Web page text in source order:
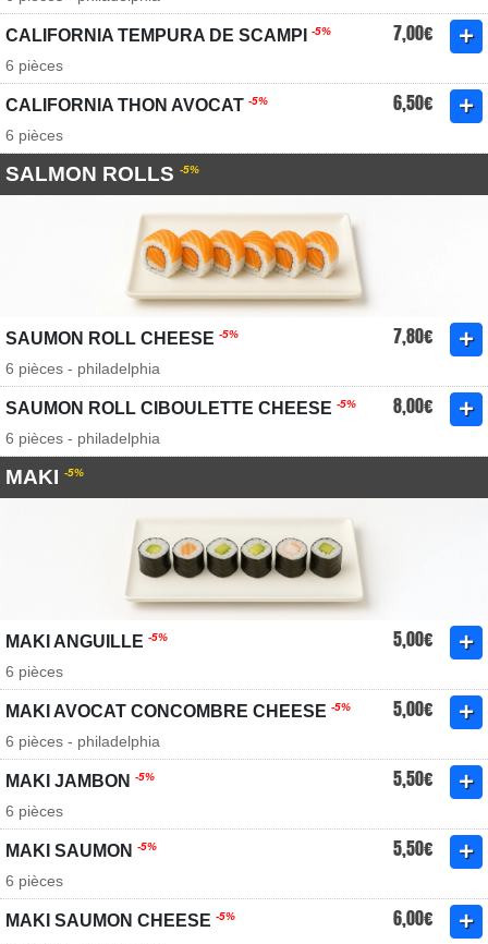
CALIFORNIA TEMPURA DE SCAMPI -5% 7,00€
6 pièces
CALIFORNIA THON AVOCAT -5% 6,50€
6 pièces
SALMON ROLLS -5%
SAUMON ROLL CHEESE -5% 7,80€
6 pièces - philadelphia
SAUMON ROLL CIBOULETTE CHEESE -5% 8,00€
6 pièces - philadelphia
MAKI -5%
MAKI ANGUILLE -5% 5,00€
6 pièces
MAKI AVOCAT CONCOMBRE CHEESE -5% 5,00€
6 pièces - philadelphia
MAKI JAMBON -5% 5,50€
6 pièces
MAKI SAUMON -5% 5,50€
6 pièces
MAKI SAUMON CHEESE -5% 6,00€